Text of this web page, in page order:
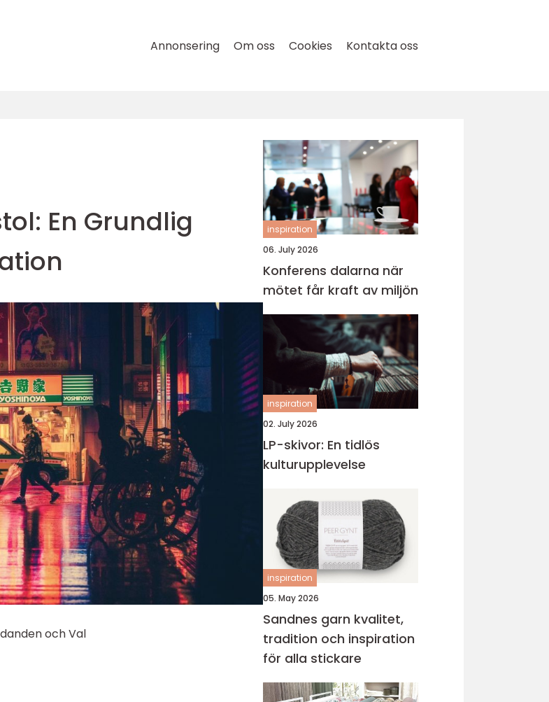
Annonsering Om oss Cookies Kontakta oss
En Grundlig
och Val
inspiration
06. July 2026
Konferens dalarna när
mötet får kraft av miljön
inspiration
02. July 2026
LP-skivor: En tidlös
kulturupplevelse
inspiration
05. May 2026
Sandnes garn kvalitet,
tradition och inspiration
för alla stickare